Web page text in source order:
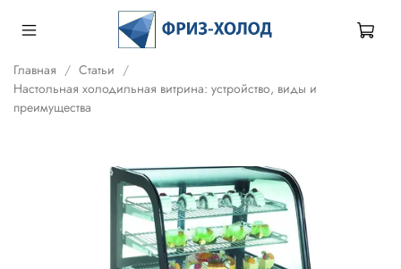
Главная
Статьи
Настольная холодильная витрина: устройство, виды и
преимущества